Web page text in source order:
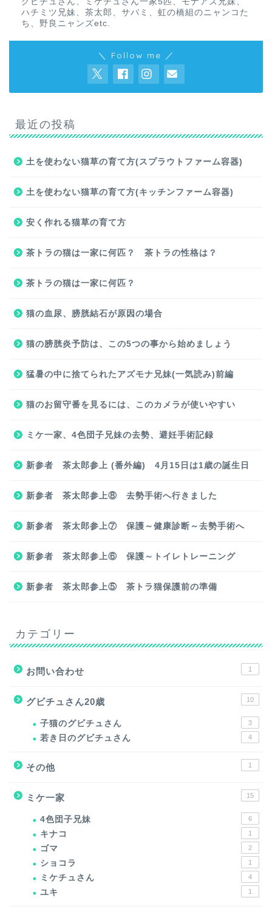
ハチミツ兄妹、茶太郎、サバミ、虹の橋組のニャンコた
ち、野良ニャンズetc.
＼ Follow me ／
最近の投稿
土を使わない猫草の育て方(スプラウトファーム容器)
土を使わない猫草の育て方(キッチンファーム容器)
安く作れる猫草の育て方
茶トラの猫は一家に何匹？ 茶トラの性格は？
茶トラの猫は一家に何匹？
猫の血尿、膀胱結石が原因の場合
猫の膀胱炎予防は、この5つの事から始めましょう
猛暑の中に捨てられたアズモナ兄妹(一気読み)前編
猫のお留守番を見るには、このカメラが使いやすい
ミケ一家、4色団子兄妹の去勢、避妊手術記録
新参者 茶太郎参上 (番外編) 4月15日は1歳の誕生日
新参者 茶太郎参上⑧ 去勢手術へ行きました
新参者 茶太郎参上⑦ 保護～健康診断～去勢手術へ
新参者 茶太郎参上⑥ 保護～トイレトレーニング
新参者 茶太郎参上⑤ 茶トラ猫保護前の準備
カテゴリー
お問い合わせ 1
グビチュさん20歳 10
子猫のグビチュさん 3
若き日のグビチュさん 4
その他 1
ミケ一家 15
4色団子兄妹 6
キナコ 1
ゴマ 2
ショコラ 1
ミケチュさん 4
ユキ 1